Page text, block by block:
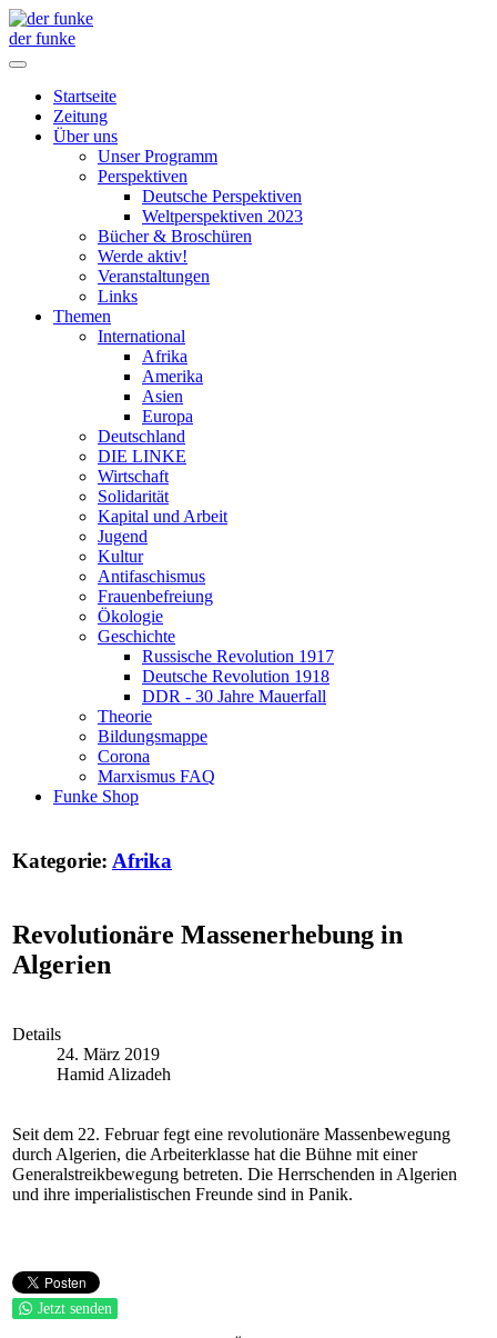
der funke
Startseite
Zeitung
Über uns
Unser Programm
Perspektiven
Deutsche Perspektiven
Weltperspektiven 2023
Bücher & Broschüren
Werde aktiv!
Veranstaltungen
Links
Themen
International
Afrika
Amerika
Asien
Europa
Deutschland
DIE LINKE
Wirtschaft
Solidarität
Kapital und Arbeit
Jugend
Kultur
Antifaschismus
Frauenbefreiung
Ökologie
Geschichte
Russische Revolution 1917
Deutsche Revolution 1918
DDR - 30 Jahre Mauerfall
Theorie
Bildungsmappe
Corona
Marxismus FAQ
Funke Shop
Kategorie: Afrika
Revolutionäre Massenerhebung in
Algerien
Details
24. März 2019
Hamid Alizadeh
Seit dem 22. Februar fegt eine revolutionäre Massenbewegung
durch Algerien, die Arbeiterklasse hat die Bühne mit einer
Generalstreikbewegung betreten. Die Herrschenden in Algerien
und ihre imperialistischen Freunde sind in Panik.
Jetzt senden